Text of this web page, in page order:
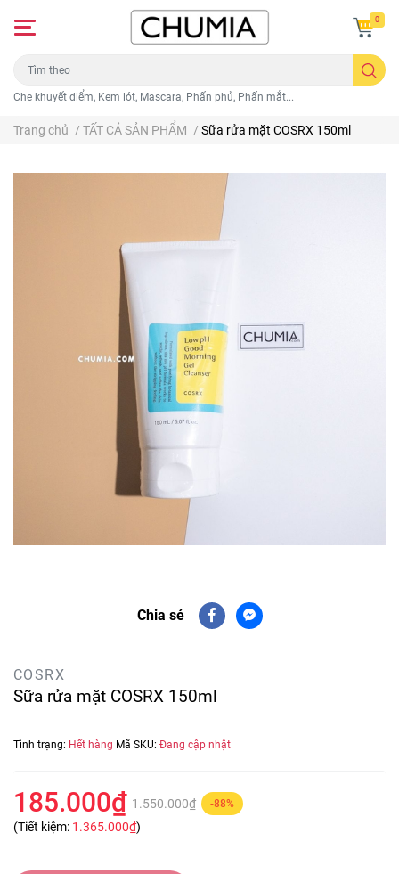
Che khuyết điểm, Kem lót, Mascara, Phấn phủ, Phấn mắt...
0
Trang chủ / TẤT CẢ SẢN PHẨM / Sữa rửa mặt COSRX 150ml
Chia sẻ
COSRX
Sữa rửa mặt COSRX 150ml
Tình trạng: Hết hàng Mã SKU: Đang cập nhật
185.000₫ 1.550.000₫ -88%
(Tiết kiệm: 1.365.000₫)